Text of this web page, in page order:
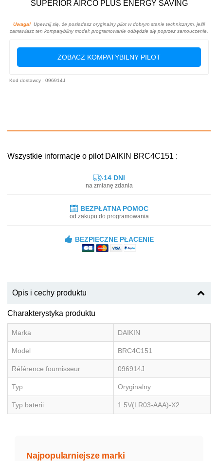
SUPERIOR AIRCO PLUS ENERGY SAVING
Uwaga! Upewnij się, że posiadasz oryginalny pilot w dobrym stanie technicznym, jeśli
zamawiasz ten kompatybilny model: programowanie odbędzie się poprzez samouczenie.
ZOBACZ KOMPATYBILNY PILOT
Kod dostawcy : 096914J
Wszystkie informacje o pilot DAIKIN BRC4C151 :
14 DNI
na zmianę zdania
BEZPŁATNA POMOC
od zakupu do programowania
BEZPIECZNE PŁACENIE
Opis i cechy produktu
Charakterystyka produktu
Marka DAIKIN
Model BRC4C151
Référence fournisseur 096914J
Typ Oryginalny
Typ baterii 1.5V(LR03-AAA)-X2
Najpopularniejsze marki